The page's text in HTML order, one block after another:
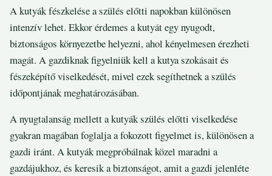
A kutyák fészkelése a szülés előtti napokban különösen
intenzív lehet. Ekkor érdemes a kutyát egy nyugodt,
biztonságos környezetbe helyezni, ahol kényelmesen érezheti
magát. A gazdiknak figyelniük kell a kutya szokásait és
fészeképítő viselkedését, mivel ezek segíthetnek a szülés
időpontjának meghatározásában.
A nyugtalanság mellett a kutyák szülés előtti viselkedése
gyakran magában foglalja a fokozott figyelmet is, különösen a
gazdi iránt. A kutyák megpróbálnak közel maradni a
gazdájukhoz, és keresik a biztonságot, amit a gazdi jelenléte